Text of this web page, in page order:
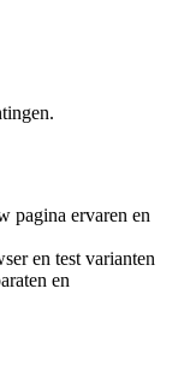
pagina ervaren en
en test varianten
en